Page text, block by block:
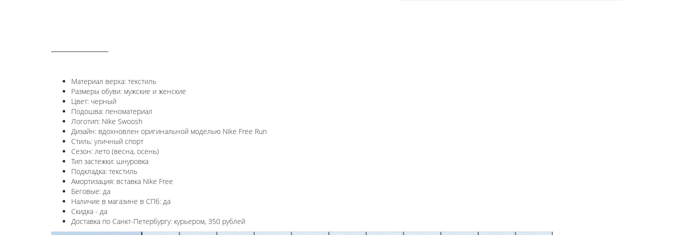
Материал верха: текстиль
Размеры обуви: мужские и женские
Цвет: черный
Подошва: пеноматериал
Логотип: Nike Swoosh
Дизайн: вдохновлен оригинальной моделью Nike Free Run
Стиль: уличный спорт
Сезон: лето (весна, осень)
Тип застежки: шнуровка
Подкладка: текстиль
Амортизация: вставка Nike Free
Беговые: да
Наличие в магазине в СПб: да
Скидка - да
Доставка по Санкт-Петербургу: курьером, 350 рублей